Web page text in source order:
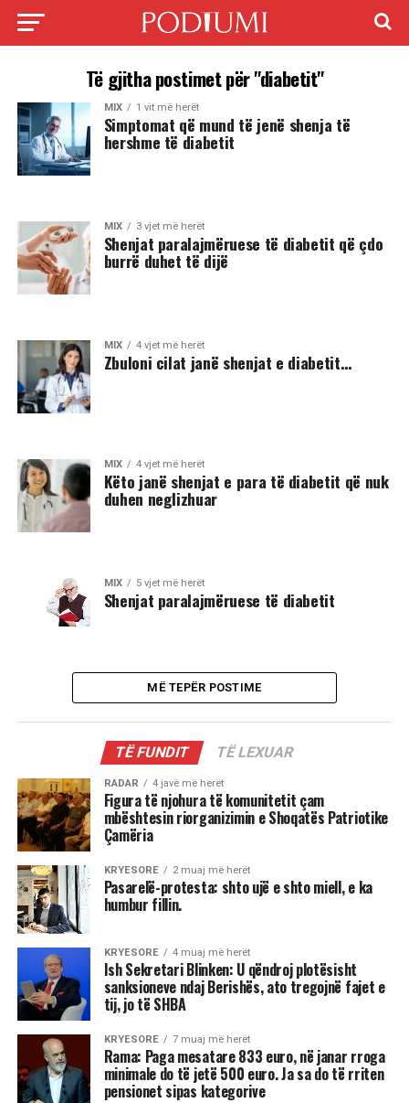
Të gjitha postimet për "diabetit"
MIX 1 vit më herët
Simptomat që mund të jenë shenja të
hershme të diabetit
MIX 3 vjet më herët
Shenjat paralajmëruese të diabetit që çdo
burrë duhet të dijë
MIX 4 vjet më herët
Zbuloni cilat janë shenjat e diabetit…
MIX 4 vjet më herët
Këto janë shenjat e para të diabetit që nuk
duhen neglizhuar
MIX 5 vjet më herët
Shenjat paralajmëruese të diabetit
MË TEPËR POSTIME
TË FUNDIT TË LEXUAR
RADAR 4 javë më herët
Figura të njohura të komunitetit çam
mbështesin riorganizimin e Shoqatës Patriotike
Çamëria
KRYESORE 2 muaj më herët
Pasarelë-protesta: shto ujë e shto miell, e ka
humbur fillin.
KRYESORE 4 muaj më herët
Ish Sekretari Blinken: U qëndroj plotësisht
sanksioneve ndaj Berishës, ato tregojnë fajet e
tij, jo të SHBA
KRYESORE 7 muaj më herët
Rama: Paga mesatare 833 euro, në janar rroga
minimale do të jetë 500 euro. Ja sa do të rriten
pensionet sipas kategorive